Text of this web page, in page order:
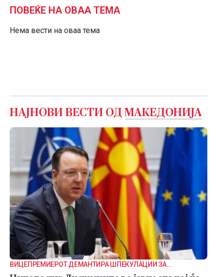
ПОВЕЌЕ НА ОВАА ТЕМА
Нема вести на оваа тема
НАЈНОВИ ВЕСТИ ОД МАКЕДОНИЈА
ВИЦЕПРЕМИЕРОТ ДЕМАНТИРА ШПЕКУЛАЦИИ ЗА
ВНАТРЕПАРТИСКИ ПОДЕЛБИ